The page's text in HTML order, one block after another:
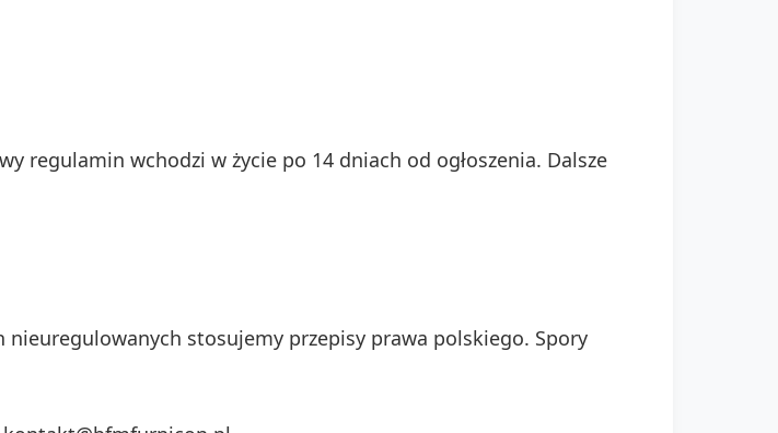
regulamin wchodzi w życie po 14 dniach od ogłoszenia. Dalsze
nieuregulowanych stosujemy przepisy prawa polskiego. Spory